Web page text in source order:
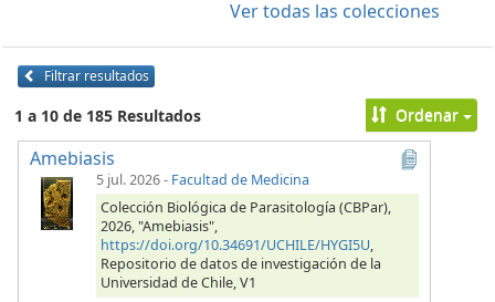
Ver todas las colecciones
Filtrar resultados
1 a 10 de 185 Resultados Ordenar
Amebiasis
5 jul. 2026- Facultad de Medicina
Colección Biológica de Parasitología (CBPar),
2026, "Amebiasis",
https://doi.org/10.34691/UCHILE/HYGI5U,
Repositorio de datos de investigación de la
Universidad de Chile, V1